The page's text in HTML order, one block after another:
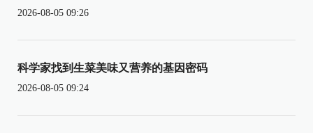
2026-08-05 09:26
科学家找到生菜美味又营养的基因密码
2026-08-05 09:24